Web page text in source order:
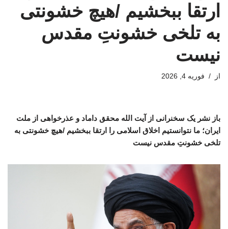
ارتقا ببخشیم /هیچ خشونتی
به تلخی خشونتِ مقدس
نیست
از فوریه 4, 2026
باز نشر یک سخنرانی از آیت الله محقق داماد و عذرخواهی از ملت
ایران؛ ما نتوانستیم اخلاق اسلامی را ارتقا ببخشیم /هیچ خشونتی به
تلخی خشونتِ مقدس نیست